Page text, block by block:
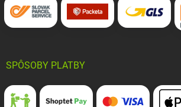
SPÔSOBY PLATBY